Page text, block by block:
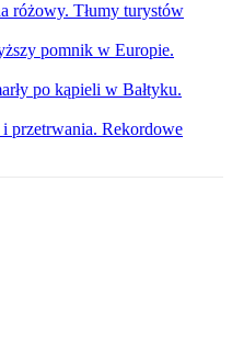
różowy. Tłumy turystów
pomnik w Europie.
po kąpieli w Bałtyku.
przetrwania. Rekordowe